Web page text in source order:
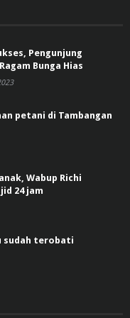
Pengunjung
Bunga Hias
petani di Tambangan
Wabup Richi
24 jam
sudah terobati